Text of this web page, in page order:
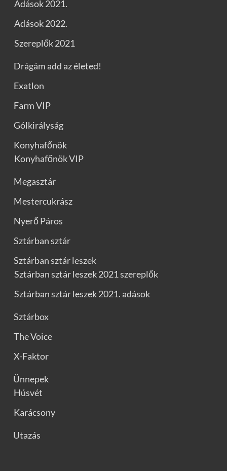
Adások 2021.
Adások 2022.
Szereplők 2021
Drágám add az életed!
Exatlon
Farm VIP
Gólkirályság
Konyhafőnök
Konyhafőnök VIP
Megasztár
Mestercukrász
Nyerő Páros
Sztárban sztár
Sztárban sztár leszek
Sztárban sztár leszek 2021 szereplők
Sztárban sztár leszek 2021. adások
Sztárbox
The Voice
X-Faktor
Ünnepek
Húsvét
Karácsony
Utazás